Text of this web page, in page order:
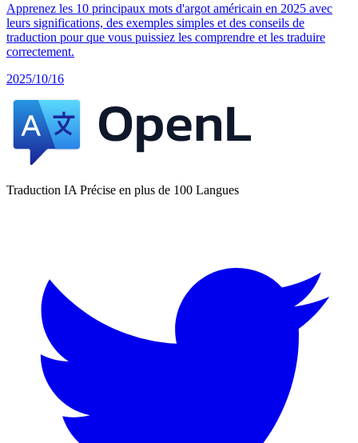
Apprenez les 10 principaux mots d'argot américain en 2025 avec
leurs significations, des exemples simples et des conseils de
traduction pour que vous puissiez les comprendre et les traduire
correctement.
2025/10/16
Traduction IA Précise en plus de 100 Langues